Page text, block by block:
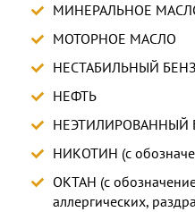
МИНЕРАЛЬНОЕ
МОТОРНОЕ МАСЛО
НЕСТАБИЛЬНЫЙ
НЕФТЬ
НЕЭТИЛИРОВАННЫЙ
НИКОТИН (с
ОКТАН (с
аллергических,